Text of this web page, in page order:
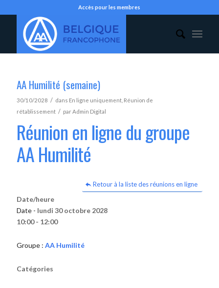
Accès pour les membres
AA Humilité (semaine)
30/10/2028 / dans En ligne uniquement, Réunion de
rétablissement / parAdmin Digital
Réunion en ligne du groupe
AA Humilité
Retour à la liste des réunions en ligne
Date/heure
Date - lundi 30 octobre 2028
10:00 - 12:00
Groupe : AA Humilité
Catégories